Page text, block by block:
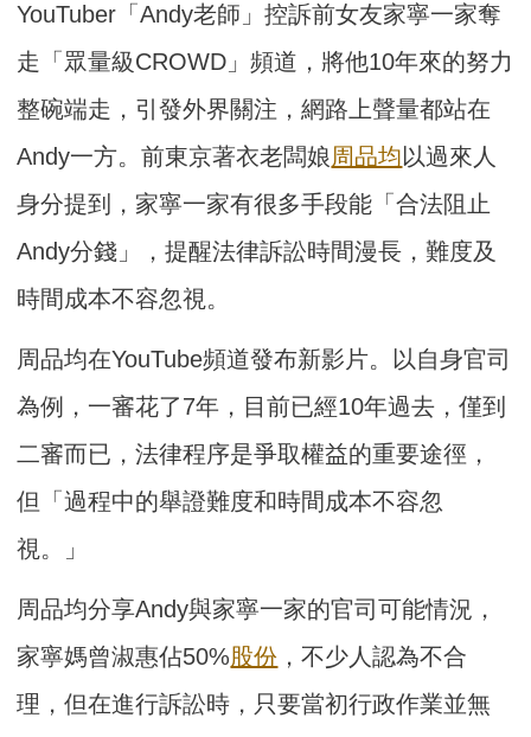
YouTuber「Andy老師」控訴前女友家寧一家奪
走「眾量級CROWD」頻道，將他10年來的努力
整碗端走，引發外界關注，網路上聲量都站在
Andy一方。前東京著衣老闆娘周品均以過來人
身分提到，家寧一家有很多手段能「合法阻止
Andy分錢」，提醒法律訴訟時間漫長，難度及
時間成本不容忽視。
周品均在YouTube頻道發布新影片。以自身官司
為例，一審花了7年，目前已經10年過去，僅到
二審而已，法律程序是爭取權益的重要途徑，
但「過程中的舉證難度和時間成本不容忽
視。」
周品均分享Andy與家寧一家的官司可能情況，
家寧媽曾淑惠佔50%股份 ，不少人認為不合
理，但在進行訴訟時，只要當初行政作業並無